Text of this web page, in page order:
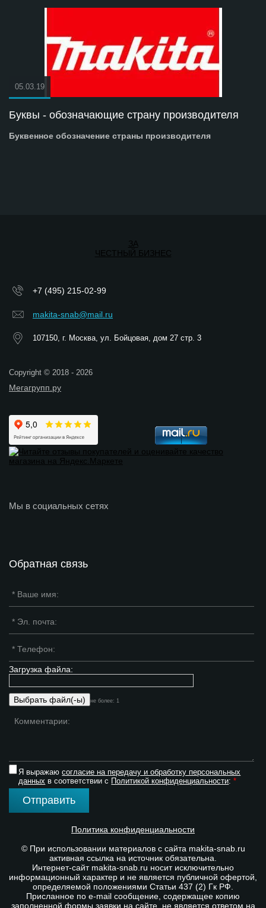
05.03.19
Буквы - обозначающие страну производителя
Буквенное обозначение страны производителя
+7 (495) 215-02-99
makita-snab@mail.ru
107150, г. Москва, ул. Бойцовая, дом 27 стр. 3
Copyright © 2018 - 2026
Мегагрупп.ру
Мы в социальных сетях
ЗА
ЧЕСТНЫЙ БИЗНЕС
Обратная связь
Загрузка файла:
не более: 1
Я выражаюсогласие на передачу и обработку персональных
данных в соответствии с Политикой конфиденциальности:*
Отправить
Политика конфиденциальности
© При использовании материалов с сайта makita-snab.ru
активная ссылка на источник обязательна.
Интернет-сайт makita-snab.ru носит исключительно
информационный характер и не является публичной офертой,
определяемой положениями Статьи 437 (2) Гк РФ.
Присланное по e-mail сообщение, содержащее копию
заполненной формы заявки на сайте, не является ответом на